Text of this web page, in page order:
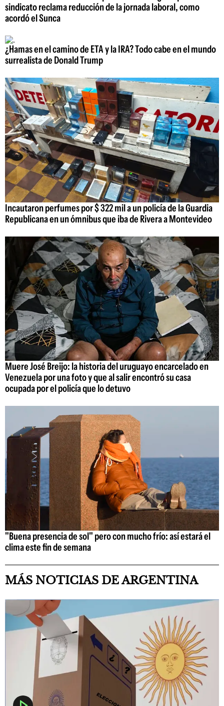
sindicato reclama reducción de la jornada laboral, como
acordó el Sunca
¿Hamas en el camino de ETA y la IRA? Todo cabe en el mundo
surrealista de Donald Trump
Incautaron perfumes por $ 322 mil a un policía de la Guardia
Republicana en un ómnibus que iba de Rivera a Montevideo
Muere José Breijo: la historia del uruguayo encarcelado en
Venezuela por una foto y que al salir encontró su casa
ocupada por el policía que lo detuvo
"Buena presencia de sol" pero con mucho frío: así estará el
clima este fin de semana
MÁS NOTICIAS DE ARGENTINA